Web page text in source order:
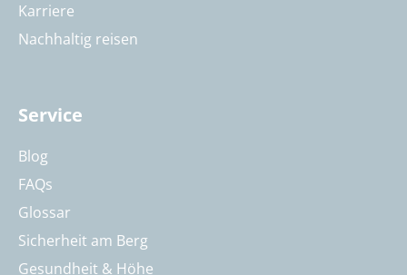
Karriere
Nachhaltig reisen
Service
Blog
FAQs
Glossar
Sicherheit am Berg
Gesundheit & Höhe